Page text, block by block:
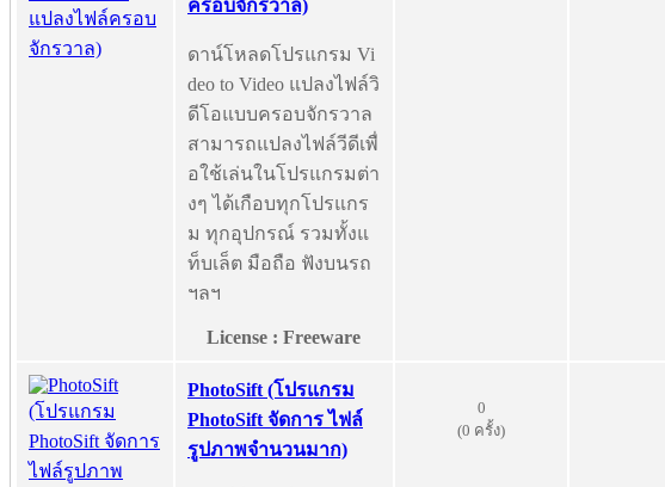
ครอบจักรวาล)
ดาน์โหลดโปรแกรม Vi
deo to Video แปลงไฟล์วิ
ดีโอแบบครอบจักรวาล
สามารถแปลงไฟล์วีดีเพื่
อใช้เล่นในโปรแกรมต่า
งๆ ได้เกือบทุกโปรแกร
ม ทุกอุปกรณ์ รวมทั้งแ
ท็บเล็ต มือถือ ฟังบนรถ
ฯลฯ
License : Freeware
PhotoSift (โปรแกรม
PhotoSift จัดการ ไฟล์
รูปภาพจำนวนมาก)
0
(0 ครั้ง)